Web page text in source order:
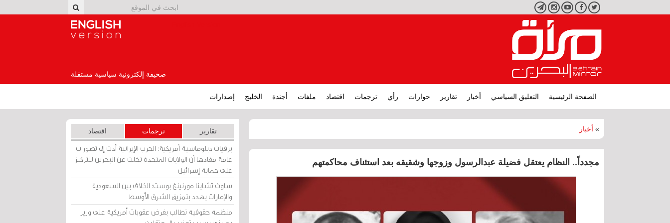
تويتر فيسبوكيوتيوبانستجرامتليجرام
صحيفة إلكترونية سياسية مستقلة
الصفحة الرئيسية التعليق السياسي أخبار تقارير حوارات رأي ترجمات اقتصاد ملفات أجندة الخليج إصدارات
» أخبار
مجدداً.. النظام يعتقل فضيلة عبدالرسول وزوجها وشقيقه بعد استئناف محاكمتهم
تقارير ترجمات اقتصاد
برقيات دبلوماسية أمريكية: الحرب الإيرانية أدت إلى تصورات
عامة مفادها أن الولايات المتحدة تخلت عن البحرين للتركيز
على حماية إسرائيل
ساوث تشاينا مورنينغ بوست: الخلاف بين السعودية
والإمارات يهدد بتمزيق الشرق الأوسط
منظمة حقوقية تطالب بفرض عقوبات أمريكية على وزير